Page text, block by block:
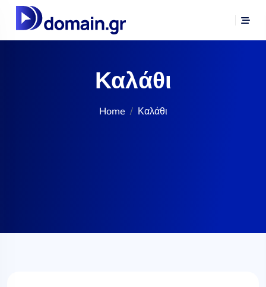
Καλάθι
Home Καλάθι